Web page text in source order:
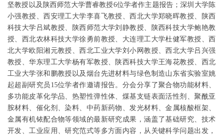
坚教授以及陕西师范大学曹睿教授6位学者作主题报告；深圳大学陈
小强教授、西安理工大学李喜飞教授、西北大学郑晓晖教授、陕西
科技大学吕斌教授、陕西师范大学刘静教授、陕西科技大学鲍艳教
授、西北农林科技大学徐勇前教授、大连理工大学杜健军教授、西
北大学欧阳湘元教授、西北工业大学刘小网教授、西北大学吕兴强
教授、华东理工大学杨有军教授、陕西科技大学王海花教授、西北
工业大学张和鹏教授以及烟台先进材料与绿色制造山东省实验室姚
起超副研究员15位学者作邀请报告。分会分享了聚合物功能材料、
多功能皮革化学品、热塑性弹性体、煤基支链表面活性剂、聚酰亚
胺材料、催化剂、染料、中药新药物、发光材料、金属核酸框架、
金属有机铱配合物等领域的最新研究成果，涵盖了基础研究、技术
开发、工业应用、研究范式等多方面内容，从关键科学问题出发，